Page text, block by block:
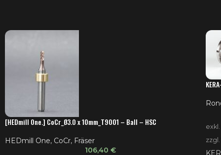
[HEDmill One.] CoCr_Ø3.0 x 10mm_T9001 – Ball – HSC
HEDmill One, CoCr, Fräser
106,40€
exkl.